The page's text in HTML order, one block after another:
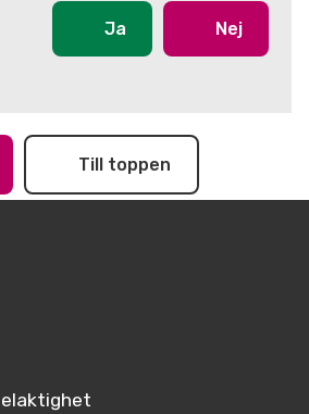
Ja Nej
Till toppen